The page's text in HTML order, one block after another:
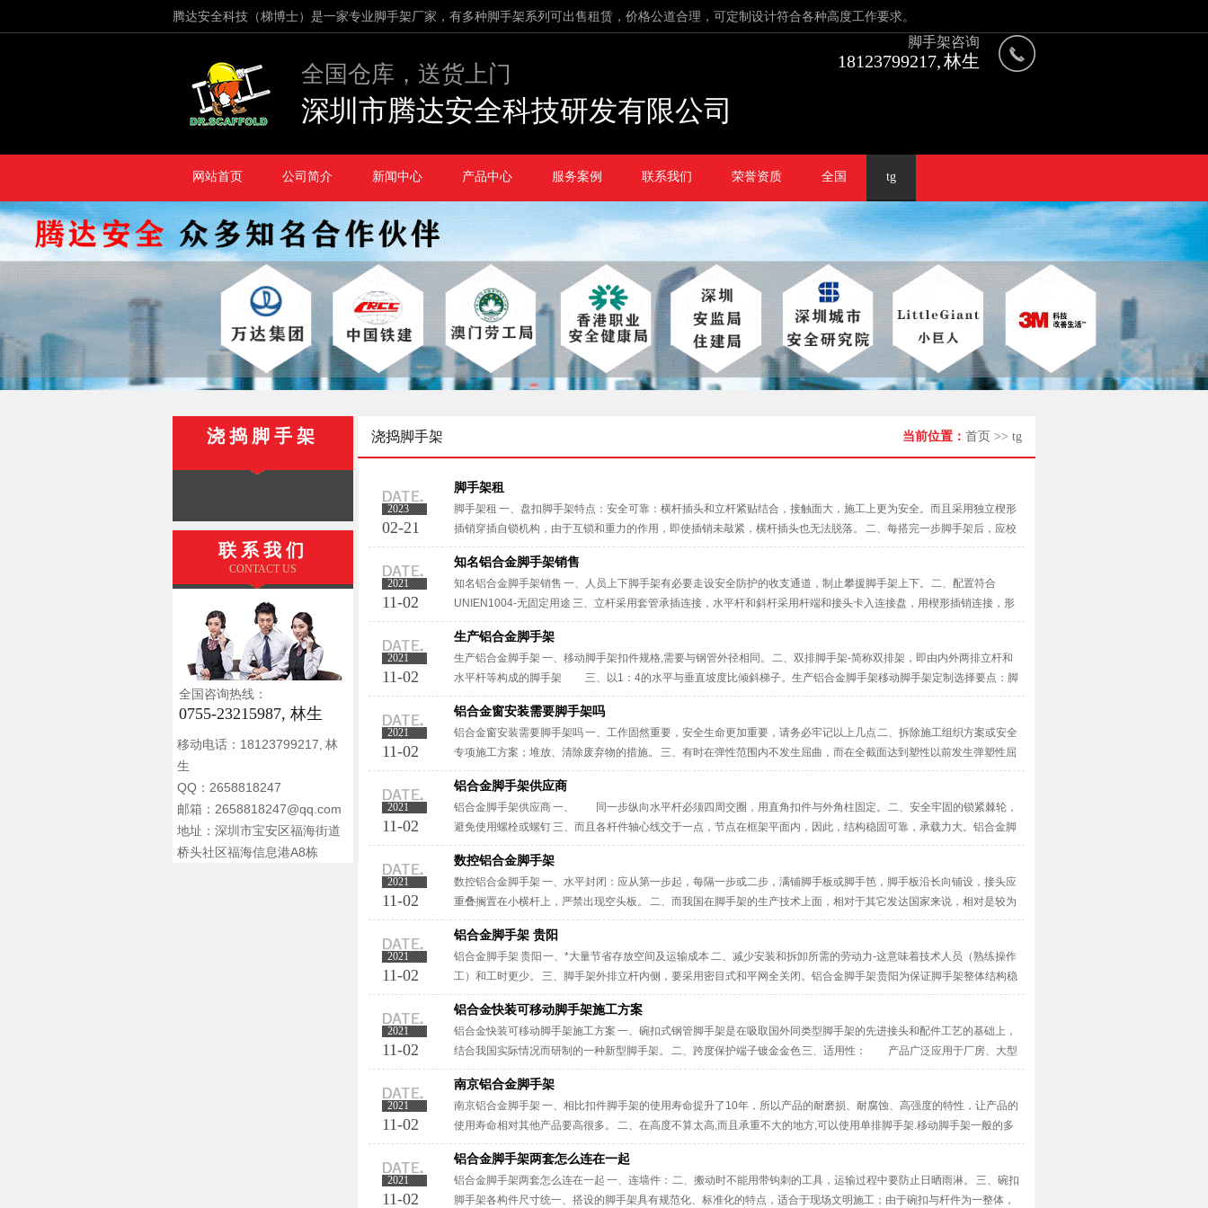
腾达安全科技（梯博士）是一家专业脚手架厂家，有多种脚手架系列可出售租赁，价格公道合理，可定制设计符合各种高度工作要求。
全国仓库，送货上门
深圳市腾达安全科技研发有限公司
脚手架咨询
18123799217, 林生
网站首页 公司简介 新闻中心 产品中心 服务案例 联系我们 荣誉资质 全国 tg
浇捣脚手架
联系我们
CONTACT US
全国咨询热线：
0755-23215987, 林生
移动电话：18123799217, 林
生
QQ：2658818247
邮箱：2658818247@qq.com
地址：深圳市宝安区福海街道
桥头社区福海信息港A8栋
浇捣脚手架 当前位置： 首页 >> tg
2023
02-21
脚手架租
脚手架租 一、盘扣脚手架特点：安全可靠：横杆插头和立杆紧贴结合，接触面大，施工上更为安全。而且采用独立楔形
插销穿插自锁机构，由于互锁和重力的作用，即使插销未敲紧，横杆插头也无法脱落。 二、每搭完一步脚手架后，应校
正步距、纵距、横距及立杆的垂直度。 三、搭设高层脚手架，所采用的各种材···
2021
11-02
知名铝合金脚手架销售
知名铝合金脚手架销售 一、人员上下脚手架有必要走设安全防护的收支通道，制止攀援脚手架上下。 二、配置符合
UNIEN1004-无固定用途 三、立杆采用套管承插连接，水平杆和斜杆采用杆端和接头卡入连接盘，用楔形插销连接，形
成结构几何不变体系的钢管支架。知名铝合金脚手架销售表面处理：电镀···
2021
11-02
生产铝合金脚手架
生产铝合金脚手架 一、移动脚手架扣件规格,需要与钢管外径相同。 二、双排脚手架-简称双排架，即由内外两排立杆和
水平杆等构成的脚手架 三、以1：4的水平与垂直坡度比倾斜梯子。生产铝合金脚手架移动脚手架定制选择要点：脚
手架是高空作业产品，产品的安全性至关重要。 ···
2021
11-02
铝合金窗安装需要脚手架吗
铝合金窗安装需要脚手架吗 一、工作固然重要，安全生命更加重要，请务必牢记以上几点 二、拆除施工组织方案或安全
专项施工方案；堆放、清除废弃物的措施。 三、有时在弹性范围内不发生屈曲，而在全截面达到塑性以前发生弹塑性屈
曲，因此可分为弹性稳定、弹塑性稳定与塑性稳定。铝合金窗安装需要脚手架···
2021
11-02
铝合金脚手架供应商
铝合金脚手架供应商 一、 同一步纵向水平杆必须四周交圈，用直角扣件与外角柱固定。 二、安全牢固的锁紧棘轮，
避免使用螺栓或螺钉 三、而且各杆件轴心线交于一点，节点在框架平面内，因此，结构稳固可靠，承载力大。铝合金脚
手架供应商脚手架在自己的领域中，有较强的竞争力，但是在面对大的市场，···
2021
11-02
数控铝合金脚手架
数控铝合金脚手架 一、水平封闭：应从第一步起，每隔一步或二步，满铺脚手板或脚手笆，脚手板沿长向铺设，接头应
重叠搁置在小横杆上，严禁出现空头板。 二、而我国在脚手架的生产技术上面，相对于其它发达国家来说，相对是较为
落后的。 三、很显然的，轮扣式脚手架具有多功能特性，可以根据实际的具体···
2021
11-02
铝合金脚手架 贵阳
铝合金脚手架 贵阳 一、*大量节省存放空间及运输成本 二、减少安装和拆卸所需的劳动力-这意味着技术人员（熟练操作
工）和工时更少。 三、脚手架外排立杆内侧，要采用密目式和平网全关闭。铝合金脚手架 贵阳为保证脚手架整体结构稳
定，应按要求设置剪刀撑。 ···
2021
11-02
铝合金快装可移动脚手架施工方案
铝合金快装可移动脚手架施工方案 一、碗扣式钢管脚手架是在吸取国外同类型脚手架的先进接头和配件工艺的基础上，
结合我国实际情况而研制的一种新型脚手架。 二、跨度保护端子镀金金色 三、适用性： 产品广泛应用于厂房、大型
体育场馆、会展中心、舞台、广告牌、商场、车站、码头、机场、桥梁、隧道···
2021
11-02
南京铝合金脚手架
南京铝合金脚手架 一、相比扣件脚手架的使用寿命提升了10年，所以产品的耐磨损、耐腐蚀、高强度的特性，让产品的
使用寿命相对其他产品要高很多。 二、在高度不算太高,而且承重不大的地方,可以使用单排脚手架.移动脚手架一般的多
层楼房外墙施工,都是使用双排脚手架.高层楼房的施工,如果使用脚手架···
2021
11-02
铝合金脚手架两套怎么连在一起
铝合金脚手架两套怎么连在一起 一、连墙件： 二、搬动时不能用带钩刺的工具，运输过程中要防止日晒雨淋。 三、碗扣
脚手架各构件尺寸统一、搭设的脚手架具有规范化、标准化的特点，适合于现场文明施工；由于碗扣与杆件为一整体，